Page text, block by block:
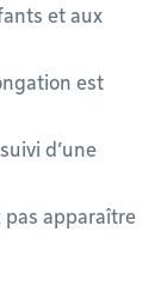
et aux
est
d’une
pas apparaître